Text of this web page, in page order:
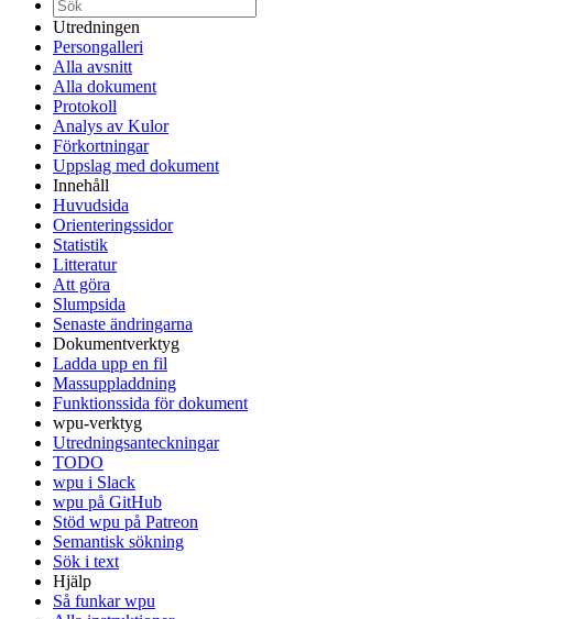
Utredningen
Persongalleri
Alla avsnitt
Alla dokument
Protokoll
Analys av Kulor
Förkortningar
Uppslag med dokument
Innehåll
Huvudsida
Orienteringssidor
Statistik
Litteratur
Att göra
Slumpsida
Senaste ändringarna
Dokumentverktyg
Ladda upp en fil
Massuppladdning
Funktionssida för dokument
wpu-verktyg
Utredningsanteckningar
TODO
wpu i Slack
wpu på GitHub
Stöd wpu på Patreon
Semantisk sökning
Sök i text
Hjälp
Så funkar wpu